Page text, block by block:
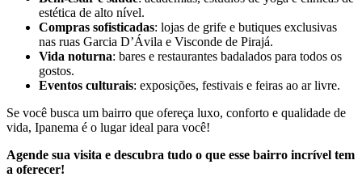
estética de alto nível.
Compras sofisticadas: lojas de grife e butiques exclusivas
nas ruas Garcia D’Ávila e Visconde de Pirajá.
Vida noturna: bares e restaurantes badalados para todos os
gostos.
Eventos culturais: exposições, festivais e feiras ao ar livre.
Se você busca um bairro que ofereça luxo, conforto e qualidade de
vida, Ipanema é o lugar ideal para você!
Agende sua visita e descubra tudo o que esse bairro incrível tem
a oferecer!